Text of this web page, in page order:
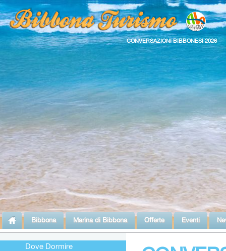
CONVERSAZIONI BIBBONESI 2026
Bibbona Marina di Bibbona Offerte Eventi
Dove Dormire